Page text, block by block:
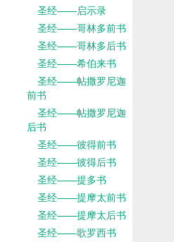
圣经——启示录
圣经——哥林多前书
圣经——哥林多后书
圣经——希伯来书
圣经——帖撒罗尼迦
前书
圣经——帖撒罗尼迦
后书
圣经——彼得前书
圣经——彼得后书
圣经——提多书
圣经——提摩太前书
圣经——提摩太后书
圣经——歌罗西书